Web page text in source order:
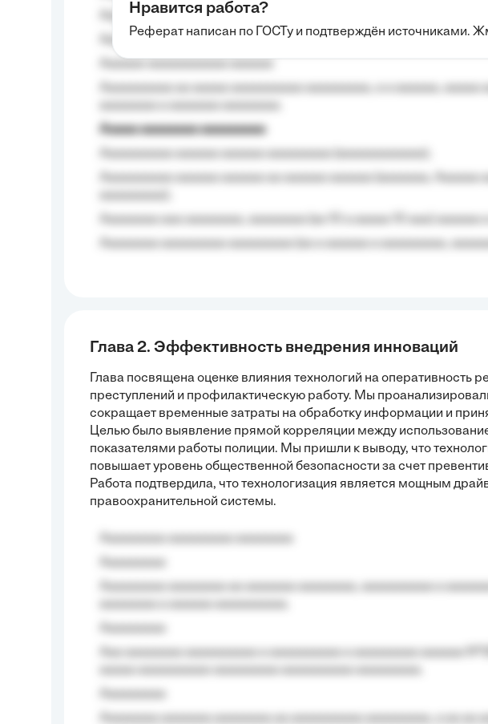
Aaaaaaaaa
Aaaaaaaaaa aa aaa aaaaaaaaa, a aaa aaaaaaaaaa aaa, a
Aaaaa aaaaaaaa aaaaaaaaa
Нравится работа?
Реферат написан по ГОСТу и подтверждён источниками.
Глава 2. Эффективность внедрения инноваций
Глава посвящена оценке влияния технологий на оперативность
преступлений и профилактическую работу. Мы
сокращает временные затраты на обработку информации и
Целью было выявление прямой корреляции между
показателями работы полиции. Мы пришли к выводу, что
повышает уровень общественной безопасности за счет
Работа подтвердила, что технологизация является мощным
правоохранительной системы.